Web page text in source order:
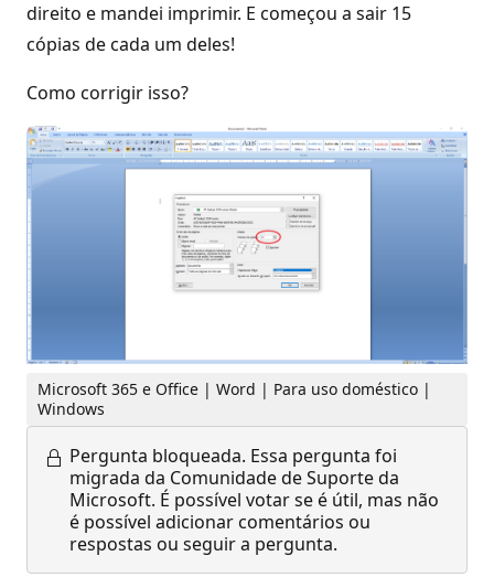
direito e mandei imprimir. E começou a sair 15
cópias de cada um deles!
Como corrigir isso?
Microsoft 365 e Office | Word | Para uso doméstico |
Windows
Pergunta bloqueada. Essa pergunta foi
migrada da Comunidade de Suporte da
Microsoft. É possível votar se é útil, mas não
é possível adicionar comentários ou
respostas ou seguir a pergunta.